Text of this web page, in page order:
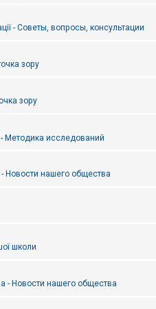
- Советы, вопросы, консультации
зору
зору
Методика исследований
Новости нашего общества
школи
- Новости нашего общества